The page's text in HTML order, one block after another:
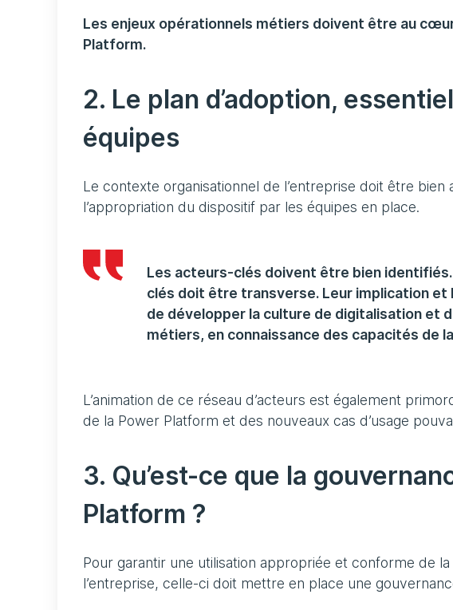
Les enjeux opérationnels métiers doivent être au
Platform.
2. Le plan d’adoption,
équipes
Le contexte organisationnel de l’entreprise doit être
l’appropriation du dispositif par les équipes en place.
Les acteurs-clés doivent être bien
clés doit être transverse. Leur implication
de développer la culture de digitalisation et
métiers, en connaissance des capacités de
L’animation de ce réseau d’acteurs est également
de la Power Platform et des nouveaux cas d’usage
3. Qu’est-ce que la
Platform ?
Pour garantir une utilisation appropriée et conforme de
l’entreprise, celle-ci doit mettre en place une